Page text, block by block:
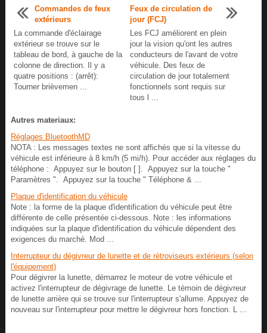
Commandes de feux
extérieurs
La commande d'éclairage
extérieur se trouve sur le
tableau de bord, à gauche de la
colonne de direction. Il y a
quatre positions : (arrêt):
Tourner brièvemen ...
Feux de circulation de
jour (FCJ)
Les FCJ améliorent en plein
jour la vision qu'ont les autres
conducteurs de l'avant de votre
véhicule. Des feux de
circulation de jour totalement
fonctionnels sont requis sur
tous l ...
Autres materiaux:
Réglages BluetoothMD
NOTA : Les messages textes ne sont affichés que si la vitesse du
véhicule est inférieure à 8 km/h (5 mi/h). Pour accéder aux réglages du
téléphone : Appuyez sur le bouton [ ]. Appuyez sur la touche "
Paramètres ". Appuyez sur la touche " Téléphone & ...
Plaque d'identification du véhicule
Note : la forme de la plaque d'identification du véhicule peut être
différente de celle présentée ci-dessous. Note : les informations
indiquées sur la plaque d'identification du véhicule dépendent des
exigences du marché. Mod ...
Interrupteur du dégivreur de lunette et de rétroviseurs extérieurs (selon
l'équipement)
Pour dégivrer la lunette, démarrez le moteur de votre véhicule et
activez l'interrupteur de dégivrage de lunette. Le témoin de dégivreur
de lunette arrière qui se trouve sur l'interrupteur s'allume. Appuyez de
nouveau sur l'interrupteur pour mettre le dégivreur hors fonction. L ...